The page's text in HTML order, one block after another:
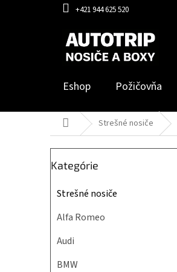
+421 944 625 520
Eshop Požičovňa
DomovStrešné nosiče
č
Preskočiť
Kategórie
Strešné nosiče
Alfa Romeo
Audi
BMW